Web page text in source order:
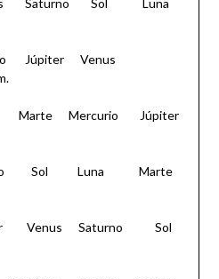
Júpiter Venus
Mercurio Júpiter
Sol Luna Marte
Venus Saturno Sol